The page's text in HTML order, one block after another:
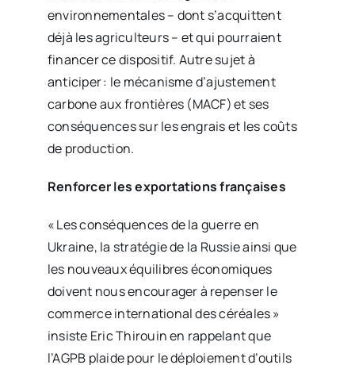
environnementales – dont s’acquittent
déjà les agriculteurs – et qui pourraient
financer ce dispositif. Autre sujet à
anticiper : le mécanisme d’ajustement
carbone aux frontières (MACF) et ses
conséquences sur les engrais et les coûts
de production.
Renforcer les exportations françaises
« Les conséquences de la guerre en
Ukraine, la stratégie de la Russie ainsi que
les nouveaux équilibres économiques
doivent nous encourager à repenser le
commerce international des céréales »
insiste Eric Thirouin en rappelant que
l’AGPB plaide pour le déploiement d’outils